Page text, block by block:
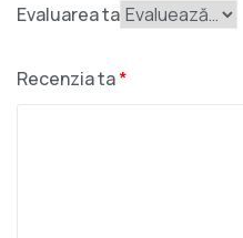
Evaluarea ta
Recenzia ta*